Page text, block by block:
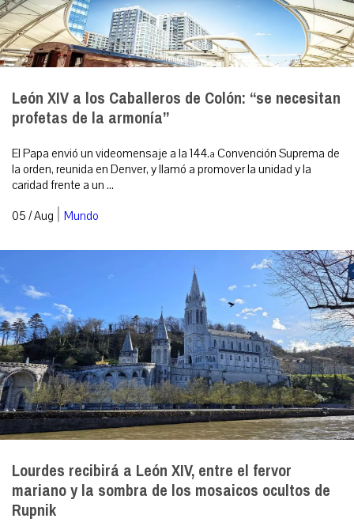
León XIV a los Caballeros de Colón: “se necesitan
profetas de la armonía”
El Papa envió un videomensaje a la 144.ª Convención Suprema de
la orden, reunida en Denver, y llamó a promover la unidad y la
caridad frente a un ...
05 / Aug | Mundo
Lourdes recibirá a León XIV, entre el fervor
mariano y la sombra de los mosaicos ocultos de
Rupnik